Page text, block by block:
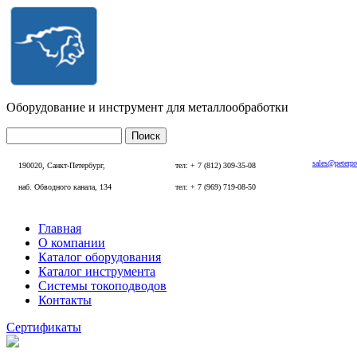
Перейти к основному содержанию
Оборудование и инструмент для металлообработки
190020, Санкт-Петербург,
наб. Обводного канала, 134
тел: + 7 (812) 309-35-08
тел: + 7 (969) 719-08-50
Главное меню
Главная
О компании
Каталог оборудования
Каталог инструмента
Системы токоподводов
Контакты
Сертификаты